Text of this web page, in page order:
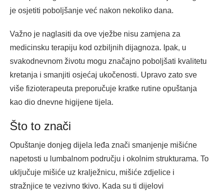
je osjetiti poboljšanje već nakon nekoliko dana.
Važno je naglasiti da ove vježbe nisu zamjena za
medicinsku terapiju kod ozbiljnih dijagnoza. Ipak, u
svakodnevnom životu mogu značajno poboljšati kvalitetu
kretanja i smanjiti osjećaj ukočenosti. Upravo zato sve
više fizioterapeuta preporučuje kratke rutine opuštanja
kao dio dnevne higijene tijela.
Što to znači
Opuštanje donjeg dijela leđa znači smanjenje mišićne
napetosti u lumbalnom području i okolnim strukturama. To
uključuje mišiće uz kralježnicu, mišiće zdjelice i
stražnjice te vezivno tkivo. Kada su ti dijelovi